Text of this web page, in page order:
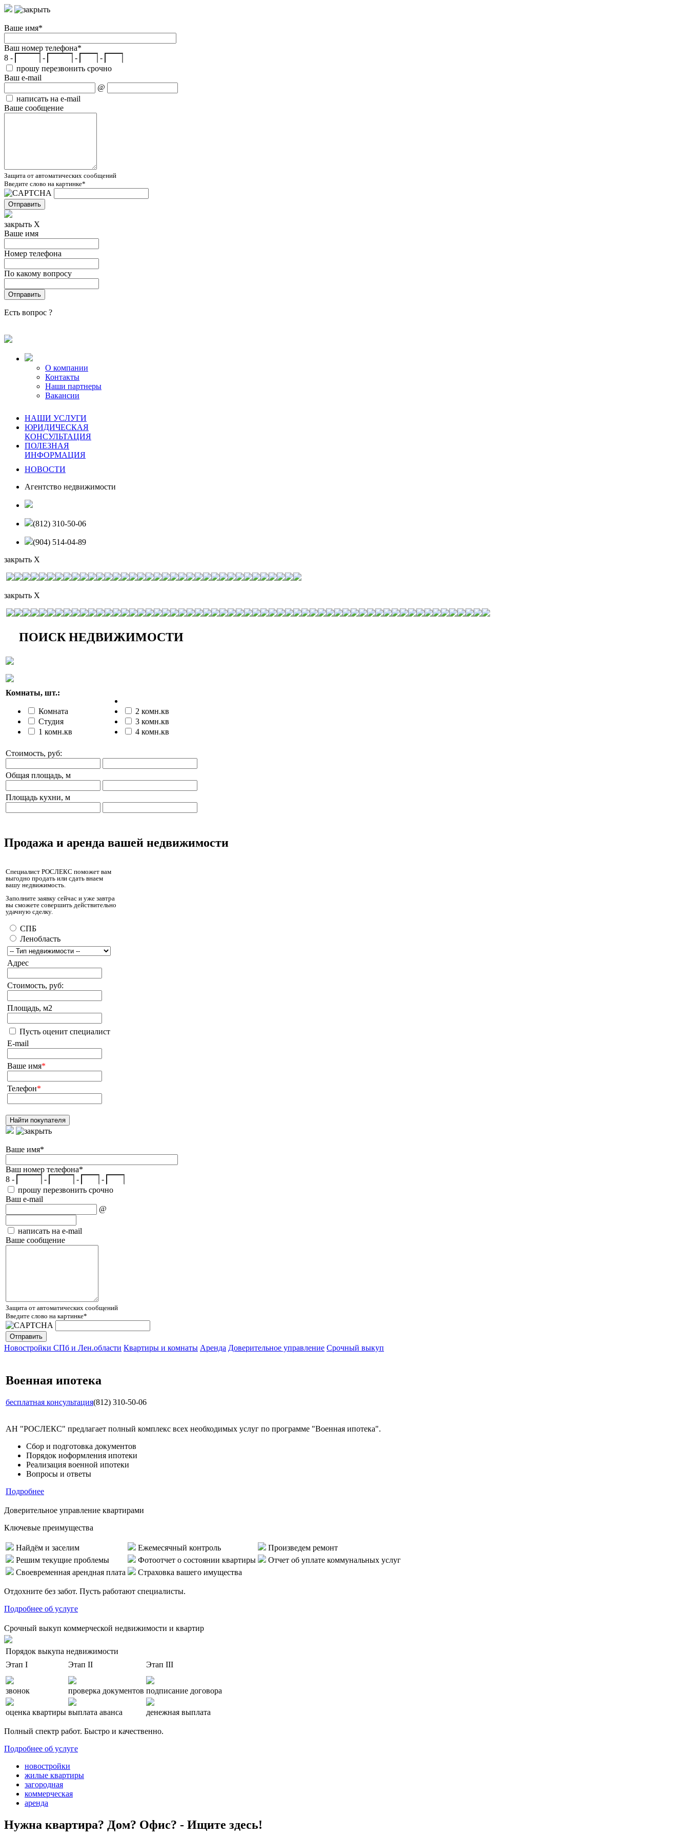
Ваше имя*
Ваш номер телефона*
8 -
- -
-
прошу перезвонить срочно
Ваш e-mail
@
написать на e-mail
Ваше сообщение
Защита от автоматических сообщений
Введите слово на картинке*
закрыть X
Ваше имя
Номер телефона
По какому вопросу
Есть вопрос ?
О компании
Контакты
Наши партнеры
Вакансии
НАШИ УСЛУГИ
ЮРИДИЧЕСКАЯ
КОНСУЛЬТАЦИЯ
ПОЛЕЗНАЯ
ИНФОРМАЦИЯ
НОВОСТИ
Агентство недвижимости
(812) 310-50-06
(904) 514-04-89
закрыть X
закрыть X
ПОИСК НЕДВИЖИМОСТИ
Комнаты, шт.:
Комната
Студия
1 комн.кв
2 комн.кв
3 комн.кв
4 комн.кв
Стоимость, руб:
Общая площадь, м
Площадь кухни, м
Продажа и аренда вашей недвижимости
Специалист РОСЛЕКС поможет вам
выгодно продать или сдать внаем
вашу недвижимость.
Заполните заявку сейчас и уже завтра
вы сможете совершить действительно
удачную сделку.
СПБ
Ленобласть
Адрес
Стоимость, руб:
Площадь, м2
Пусть оценит специалист
E-mail
Ваше имя*
Телефон*
Ваше имя*
Ваш номер телефона*
8 -
- -
-
прошу перезвонить срочно
Ваш e-mail
@
написать на e-mail
Ваше сообщение
Защита от автоматических сообщений
Введите слово на картинке*
Новостройки СПб и Лен.области Квартиры и комнаты Аренда Доверительное управление Срочный выкуп
Военная ипотека
бесплатная консультация(812) 310-50-06
АН "РОСЛЕКС" предлагает полный комплекс всех необходимых услуг по программе "Военная ипотека".
Сбор и подготовка документов
Порядок иоформления ипотеки
Реализация военной ипотеки
Вопросы и ответы
Подробнее
Доверительное управление квартирами
Ключевые преимущества
Найдём и заселим Ежемесячный контроль
Произведем ремонт
Решим текущие проблемы
Фотоотчет о состоянии квартиры
Отчет об уплате коммунальных услуг
Своевременная арендная плата
Страховка вашего имущества
Отдохните без забот. Пусть работают специалисты.
Подробнее об услуге
Срочный выкуп коммерческой недвижимости и квартир
Порядок выкупа недвижимости
Этап I
Этап II Этап III
звонок проверка документов подписание договора
оценка квартиры выплата аванса денежная выплата
Полный спектр работ. Быстро и качественно.
Подробнее об услуге
новостройки
жилые квартиры
загородная
коммерческая
аренда
Нужна квартира? Дом? Офис? - Ищите здесь!